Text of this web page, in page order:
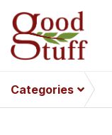
Categories